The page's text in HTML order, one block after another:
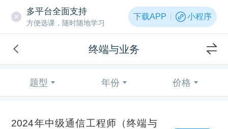
多平台全面支持
方便选课，随时随地学习
下载APP 小程序
终端与业务
题型 年份 价格
2024年中级通信工程师（终端与